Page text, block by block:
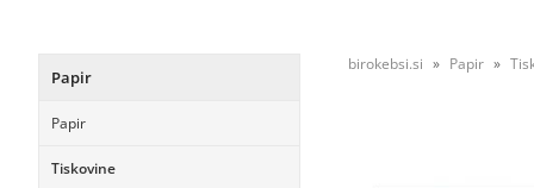
Papir
Papir
Tiskovine
birokebsi.si Papir